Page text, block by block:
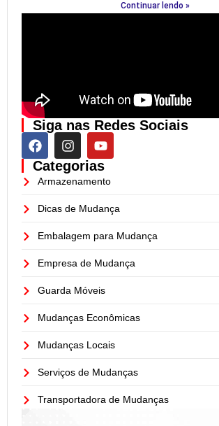
Continuar lendo »
Siga nas Redes Sociais
Categorias
Armazenamento
Dicas de Mudança
Embalagem para Mudança
Empresa de Mudança
Guarda Móveis
Mudanças Econômicas
Mudanças Locais
Serviços de Mudanças
Transportadora de Mudanças